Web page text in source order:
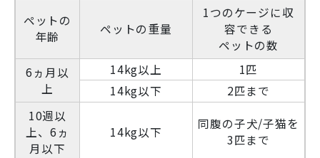
ペットの
年齢
ペットの重量
1つのケージに収
容できる
ペットの数
6ヵ月以
上
14kg以上
1匹
14kg以下
2匹まで
10週以
上、6ヵ
月以下
14kg以下
同腹の子犬/子猫を
3匹まで